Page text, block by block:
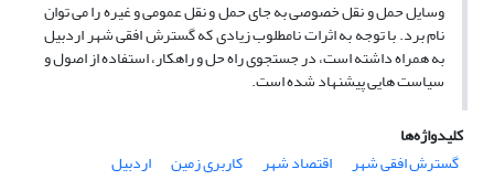
وسایل حمل و نقل خصوصی به جای حمل و نقل عمومی و غیره را می توان
نام برد. با توجه به اثرات نامطلوب زیادی که گسترش افقی شهر اردبیل
به همراه داشته است، در جستجوی راه حل و راهکار، استفاده از اصول و
سیاست هایی پیشنهاد شده است.
کلیدواژه‌ها
گسترش افقی شهر
اقتصاد شهر کاربری زمین اردبیل